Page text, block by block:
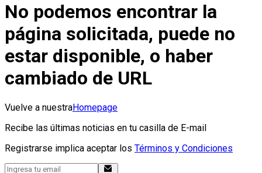
No podemos encontrar la
página solicitada, puede no
estar disponible, o haber
cambiado de URL
Vuelve a nuestraHomepage
Recibe las últimas noticias en tu casilla de E-mail
Registrarse implica aceptar los Términos y Condiciones